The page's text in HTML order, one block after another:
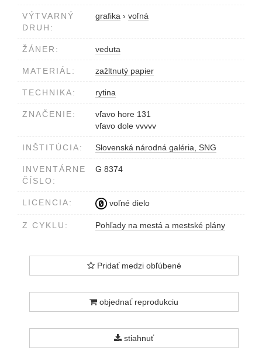
VÝTVARNÝ
DRUH:
grafika › voľná
ŽÁNER: veduta
MATERIÁL: zažltnutý papier
TECHNIKA: rytina
ZNAČENIE:
vľavo hore 131
vľavo dole vvvvv
INŠTITÚCIA: Slovenská národná galéria, SNG
INVENTÁRNE
ČÍSLO:
G 8374
LICENCIA: voľné dielo
Z CYKLU: Pohľady na mestá a mestské plány
Pridať medzi obľúbené
objednať reprodukciu
stiahnuť